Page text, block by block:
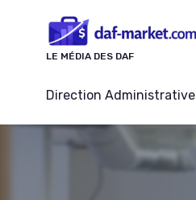
LE MÉDIA DES DAF
Direction Administrative